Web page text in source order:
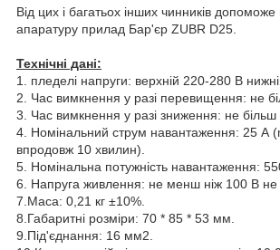
Від цих і багатьох інших чинників
апаратуру прилад Бар'єр ZUBR D25.
Технічні дані:
1. пледелі напруги: верхній 220-280 В
2. Час вимкнення у разі перевищення: не
3. Час вимкнення у разі зниження: не більш
4. Номінальний струм навантаження: 25 А
впродовж 10 хвилин).
5. Номінальна потужність навантаження:
6. Напруга живлення: не менш ніж 100 В не
7.Маса: 0,21 кг ±10%.
8.Габаритні розміри: 70 * 85 * 53 мм.
9.Під'єднання: 16 мм2.